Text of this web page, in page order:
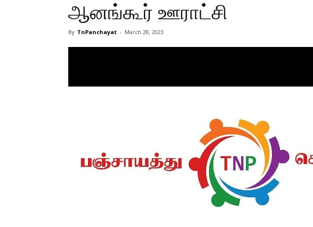
ஆனங்கூர் ஊராட்சி
By TnPanchayat - March 28, 2023